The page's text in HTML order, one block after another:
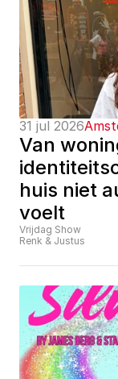
31 jul 2026
Van
huis niet
voelt
Vrijdag Show
Renk & Justus